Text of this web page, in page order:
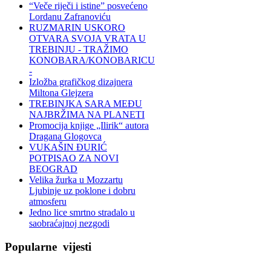
“Veče riječi i istine” posvećeno
Lordanu Zafranoviću
RUZMARIN USKORO
OTVARA SVOJA VRATA U
TREBINJU - TRAŽIMO
KONOBARA/KONOBARICU
-
Izložba grafičkog dizajnera
Miltona Glejzera
TREBINЈKA SARA MEĐU
NAJBRŽIMA NA PLANETI
Promocija knjige „Ilirik“ autora
Dragana Glogovca
VUKAŠIN ĐURIĆ
POTPISAO ZA NOVI
BEOGRAD
Velika žurka u Mozzartu
Ljubinje uz poklone i dobru
atmosferu
Jedno lice smrtno stradalo u
saobraćajnoj nezgodi
Popularne vijesti